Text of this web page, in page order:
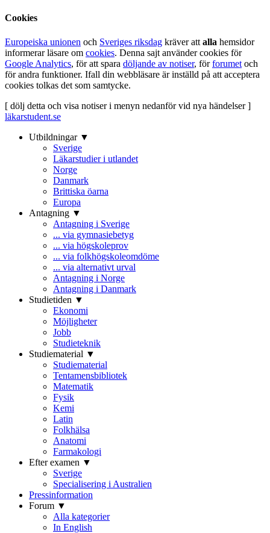
Cookies
Europeiska unionen och Sveriges riksdag kräver att alla hemsidor
informerar läsare om cookies. Denna sajt använder cookies för
Google Analytics, för att spara döljande av notiser, förforumet och
för andra funktioner. Ifall din webbläsare är inställd på att acceptera
cookies tolkas det som samtycke.
[ dölj detta och visa notiser i menyn nedanför vid nya händelser ]
läkarstudent.se
Utbildningar ▼
Sverige
Läkarstudier i utlandet
Norge
Danmark
Brittiska öarna
Europa
Antagning ▼
Antagning i Sverige
... via gymnasiebetyg
... via högskoleprov
... via folkhögskoleomdöme
... via alternativt urval
Antagning i Norge
Antagning i Danmark
Studietiden ▼
Ekonomi
Möjligheter
Jobb
Studieteknik
Studiematerial ▼
Studiematerial
Tentamensbibliotek
Matematik
Fysik
Kemi
Latin
Folkhälsa
Anatomi
Farmakologi
Efter examen ▼
Sverige
Specialisering i Australien
Pressinformation
Forum ▼
Alla kategorier
In English